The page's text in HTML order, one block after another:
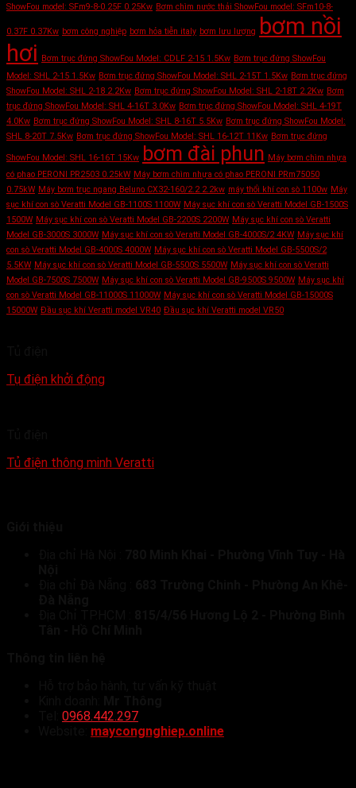
ShowFou model: SFm9-8-0.25F 0.25Kw Bơm chìm nước thải ShowFou model: SFm10-8-
0.37F 0.37Kw bơm công nghiệp bơm hỏa tiễn italy bơm lưu lượng
bơm nồi
hơi Bơm trục đứng ShowFou Model: CDLF 2-15 1.5Kw Bơm trục đứng ShowFou
Model: SHL 2-15 1.5Kw Bơm trục đứng ShowFou Model: SHL 2-15T 1.5Kw Bơm trục đứng
ShowFou Model: SHL 2-18 2.2Kw Bơm trục đứng ShowFou Model: SHL 2-18T 2.2Kw Bơm
trục đứng ShowFou Model: SHL 4-16T 3.0Kw Bơm trục đứng ShowFou Model: SHL 4-19T
4.0Kw Bơm trục đứng ShowFou Model: SHL 8-16T 5.5Kw Bơm trục đứng ShowFou Model:
SHL 8-20T 7.5Kw Bơm trục đứng ShowFou Model: SHL 16-12T 11Kw Bơm trục đứng
ShowFou Model: SHL 16-16T 15Kw bơm đài phun Máy bơm chìm nhựa
có phao PERONI PR2503 0.25kW Máy bơm chìm nhựa có phao PERONI PRm75050
0.75kW Máy bơm trục ngang Beluno CX32-160/2.2 2.2kw máy thổi khí con sò 1100w Máy
sục khí con sò Veratti Model GB-1100S 1100W Máy sục khí con sò Veratti Model GB-1500S
1500W Máy sục khí con sò Veratti Model GB-2200S 2200W Máy sục khí con sò Veratti
Model GB-3000S 3000W Máy sục khí con sò Veratti Model GB-4000S/2 4KW Máy sục khí
con sò Veratti Model GB-4000S 4000W Máy sục khí con sò Veratti Model GB-5500S/2
5.5KW Máy sục khí con sò Veratti Model GB-5500S 5500W Máy sục khí con sò Veratti
Model GB-7500S 7500W Máy sục khí con sò Veratti Model GB-9500S 9500W Máy sục khí
con sò Veratti Model GB-11000S 11000W Máy sục khí con sò Veratti Model GB-15000S
15000W Đầu sục khí Veratti model VR40 Đầu sục khí Veratti model VR50
Tụ điện khởi động
Tủ điện thông minh Veratti
0968.442.297
maycongnghiep.online